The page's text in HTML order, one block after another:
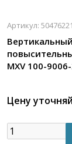
Артикул:
Вертикальный
MXV 100-
Цену